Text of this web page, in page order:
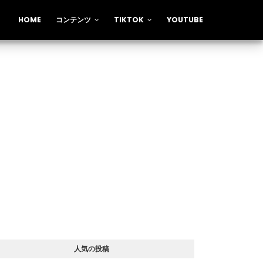
HOME コンテンツ TIKTOK YOUTUBE
人気の投稿